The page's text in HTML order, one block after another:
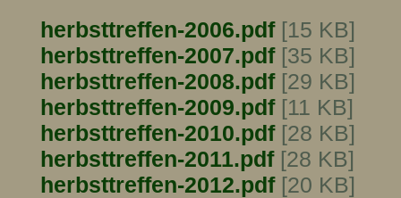
herbsttreffen-2006.pdf[15 KB]
herbsttreffen-2007.pdf[35 KB]
herbsttreffen-2008.pdf[29 KB]
herbsttreffen-2009.pdf[11 KB]
herbsttreffen-2010.pdf[28 KB]
herbsttreffen-2011.pdf[28 KB]
herbsttreffen-2012.pdf[20 KB]